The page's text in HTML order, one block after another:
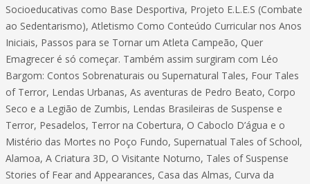
Socioeducativas como Base Desportiva, Projeto E.L.E.S (Combate
ao Sedentarismo), Atletismo Como Conteúdo Curricular nos Anos
Iniciais, Passos para se Tornar um Atleta Campeão, Quer
Emagrecer é só começar. Também assim surgiram com Léo
Bargom: Contos Sobrenaturais ou Supernatural Tales, Four Tales
of Terror, Lendas Urbanas, As aventuras de Pedro Beato, Corpo
Seco e a Legião de Zumbis, Lendas Brasileiras de Suspense e
Terror, Pesadelos, Terror na Cobertura, O Caboclo D’água e o
Mistério das Mortes no Poço Fundo, Supernatual Tales of School,
Alamoa, A Criatura 3D, O Visitante Noturno, Tales of Suspense
Stories of Fear and Appearances, Casa das Almas, Curva da